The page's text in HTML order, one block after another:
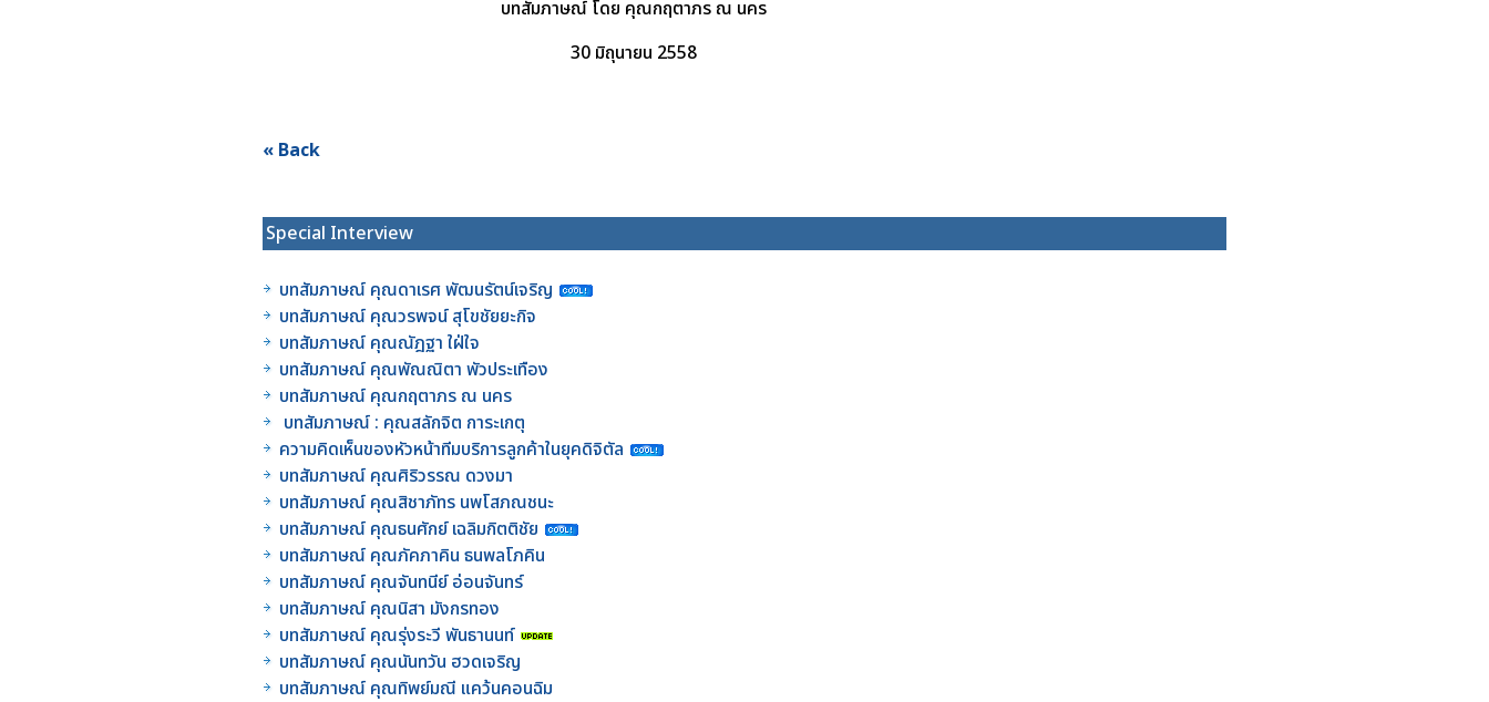
บทสัมภาษณ์ โดย คุณกฤตาภร ณ นคร
30 มิถุนายน 2558
« Back
Special Interview
บทสัมภาษณ์ คุณดาเรศ พัฒนรัตน์เจริญ
บทสัมภาษณ์ คุณวรพจน์ สุโขชัยยะกิจ
บทสัมภาษณ์ คุณณัฎฐา ใฝ่ใจ
บทสัมภาษณ์ คุณพัณณิตา พัวประเทือง
บทสัมภาษณ์ คุณกฤตาภร ณ นคร
บทสัมภาษณ์ : คุณสลักจิต การะเกตุ
ความคิดเห็นของหัวหน้าทีมบริการลูกค้าในยุคดิจิตัล
บทสัมภาษณ์ คุณศิริวรรณ ดวงมา
บทสัมภาษณ์ คุณสิชาภัทร นพโสภณชนะ
บทสัมภาษณ์ คุณธนศักย์ เฉลิมกิตติชัย
บทสัมภาษณ์ คุณภัคภาคิน ธนพลโภคิน
บทสัมภาษณ์ คุณจันทนีย์ อ่อนจันทร์
บทสัมภาษณ์ คุณนิสา มังกรทอง
บทสัมภาษณ์ คุณรุ่งระวี พันธานนท์
บทสัมภาษณ์ คุณนันทวัน ฮวดเจริญ
บทสัมภาษณ์ คุณทิพย์มณี แคว้นคอนฉิม